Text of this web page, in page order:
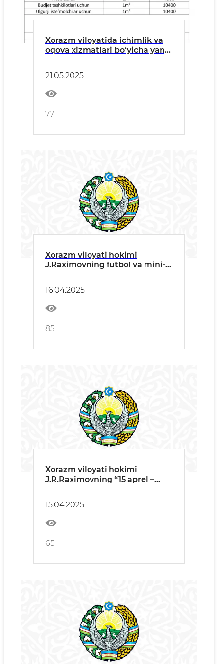
Xorazm viloyatida ichimlik va
oqova xizmatlari bo‘yicha yangi
21.05.2025
77
Xorazm viloyati hokimi
J.Raximovning futbol va mini-
musobaqasining ochilish
16.04.2025
85
Xorazm viloyati hokimi
J.R.Raximovning “15 aprel –
o‘tkazilgan tadbirdagi T A B R I
K S O‘ Z I
15.04.2025
65